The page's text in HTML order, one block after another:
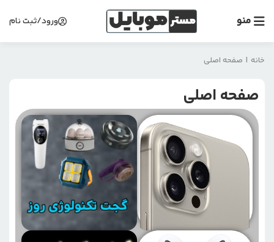
منو ورود/ثبت نام
خانه | صفحه اصلی
صفحه اصلی